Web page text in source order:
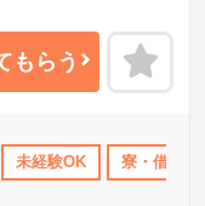
修制度あり 産休･育休･
る「資格取得支援制
格である介護福祉士
ター」により、身につ
元。さらに「目標管理
もらう
未経験OK 寮・借り上